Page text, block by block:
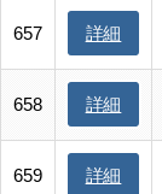
657 詳細
658 詳細
659 詳細